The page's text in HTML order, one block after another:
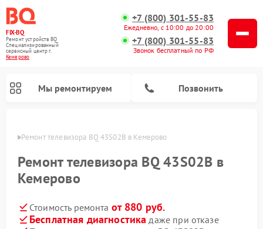
FIX-BQ
Ремонт устройств BQ
Специализированный
cервисный центр г.
Кемерово
+7 (800) 301-55-83
Ежедневно, с 10:00 до 20:00
+7 (800) 301-55-83
Звонок бесплатный по РФ
Мы ремонтируем Позвонить
Ремонт телевизора BQ 43S02B в Кемерово
Ремонт телевизора BQ 43S02B в
Кемерово
Стоимость ремонта от 880 руб.
Бесплатная диагностика даже при отказе